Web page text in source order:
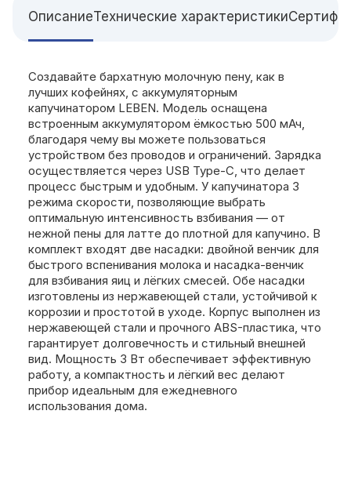
ОписаниеТехнические характеристики
Создавайте бархатную молочную пену, как в
лучших кофейнях, с аккумуляторным
капучинатором LEBEN. Модель оснащена
встроенным аккумулятором ёмкостью 500 мАч,
благодаря чему вы можете пользоваться
устройством без проводов и ограничений. Зарядка
осуществляется через USB Type-C, что делает
процесс быстрым и удобным. У капучинатора 3
режима скорости, позволяющие выбрать
оптимальную интенсивность взбивания — от
нежной пены для латте до плотной для капучино. В
комплект входят две насадки: двойной венчик для
быстрого вспенивания молока и насадка-венчик
для взбивания яиц и лёгких смесей. Обе насадки
изготовлены из нержавеющей стали, устойчивой к
коррозии и простотой в уходе. Корпус выполнен из
нержавеющей стали и прочного ABS-пластика, что
гарантирует долговечность и стильный внешней
вид. Мощность 3 Вт обеспечивает эффективную
работу, а компактность и лёгкий вес делают
прибор идеальным для ежедневного
использования дома.